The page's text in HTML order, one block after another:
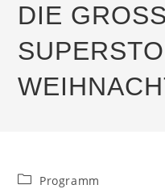
DIE
Beitrags-
Programm